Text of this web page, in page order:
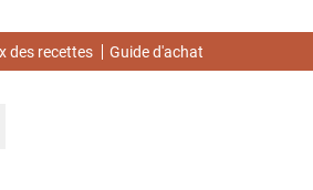
des recettes Guide d'achat